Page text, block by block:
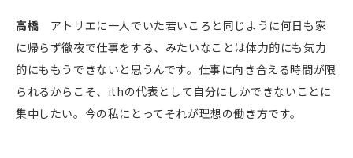
高橋 アトリエに一人でいた若いころと同じように何日も家
に帰らず徹夜で仕事をする、みたいなことは体力的にも気力
的にももうできないと思うんです。仕事に向き合える時間が限
られるからこそ、ithの代表として自分にしかできないことに
集中したい。今の私にとってそれが理想の働き方です。